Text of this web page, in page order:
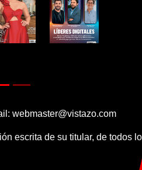
webmaster@vistazo.com
escrita de su titular, de todos